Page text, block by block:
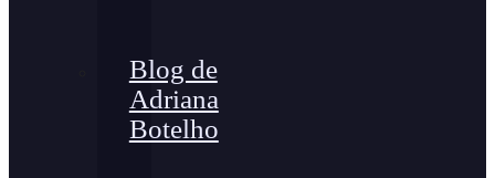
Blog de
Adriana
Botelho